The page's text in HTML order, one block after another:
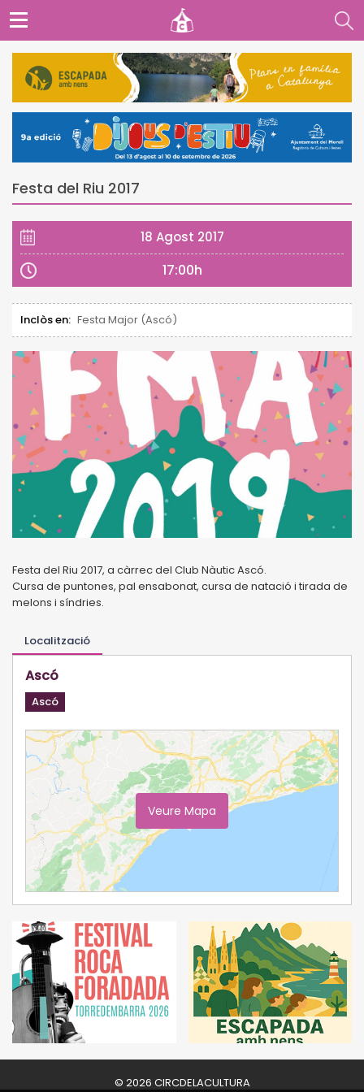
Festa del Riu 2017
18 Agost 2017
17:00h
Inclòs en: Festa Major (Ascó)
Festa del Riu 2017, a càrrec del Club Nàutic Ascó.
Cursa de puntones, pal ensabonat, cursa de natació i tirada de
melons i síndries.
Localització
Ascó
Ascó
Veure Mapa
© 2026 CIRCDELACULTURA